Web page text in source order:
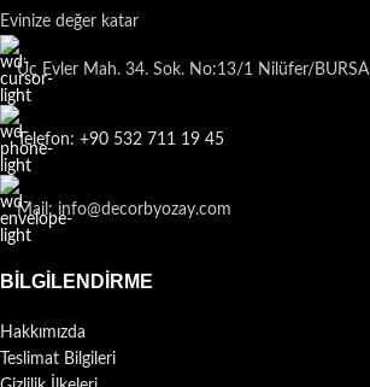
Evinize değer katar
Üç Evler Mah. 34. Sok. No:13/1 Nilüfer/BURSA
Telefon: +90 532 711 19 45
Mail: info@decorbyozay.com
BILGILENDIRME
Hakkımızda
Teslimat Bilgileri